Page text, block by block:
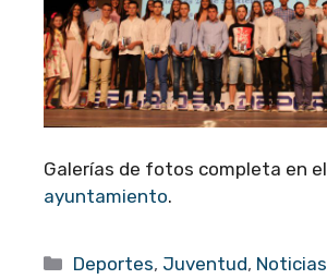
Galerías de fotos completa en el
ayuntamiento.
Categorías
Deportes, Juventud, Noticias